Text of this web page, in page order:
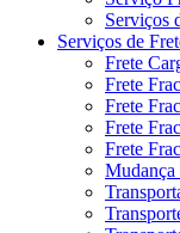
Serviços
Serviços de
Frete
Frete
Frete
Frete
Frete
Mudança